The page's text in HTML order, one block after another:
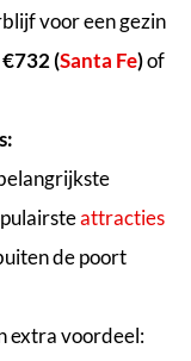
voor een gezin
€732 (Santa Fe)of
attracties
de poort
extra voordeel: